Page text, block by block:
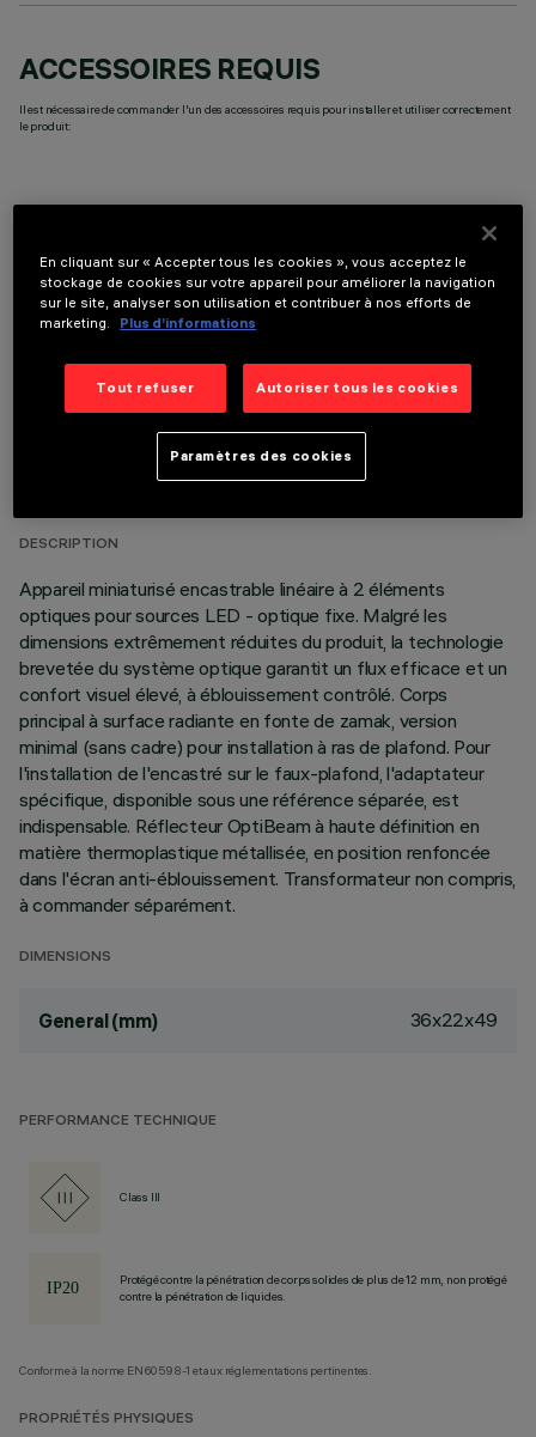
ACCESSOIRES REQUIS
Il est nécessaire de commander l'un des accessoires requis pour installer et utiliser correctement
le produit:
COMPOSANTS OPTIONNELS
DONNÉES TECHNIQUES
DERNIÈRE MISE À JOUR: 05/08/2026
DESCRIPTION
Appareil miniaturisé encastrable linéaire à 2 éléments
optiques pour sources LED - optique fixe. Malgré les
dimensions extrêmement réduites du produit, la technologie
brevetée du système optique garantit un flux efficace et un
confort visuel élevé, à éblouissement contrôlé. Corps
principal à surface radiante en fonte de zamak, version
minimal (sans cadre) pour installation à ras de plafond. Pour
l'installation de l'encastré sur le faux-plafond, l'adaptateur
spécifique, disponible sous une référence séparée, est
indispensable. Réflecteur OptiBeam à haute définition en
matière thermoplastique métallisée, en position renfoncée
dans l'écran anti-éblouissement. Transformateur non compris,
à commander séparément.
DIMENSIONS
General (mm) 36x22x49
PERFORMANCE TECHNIQUE
Class III
Protégé contre la pénétration de corps solides de plus de 12 mm, non protégé
contre la pénétration de liquides.
Conforme à la norme EN60598-1 et aux réglementations pertinentes.
PROPRIÉTÉS PHYSIQUES
En cliquant sur « Accepter tous les cookies », vous acceptez le
stockage de cookies sur votre appareil pour améliorer la navigation
sur le site, analyser son utilisation et contribuer à nos efforts de
marketing.
Plus d’informations
Tout refuser Autoriser tous les cookies
Paramètres des cookies